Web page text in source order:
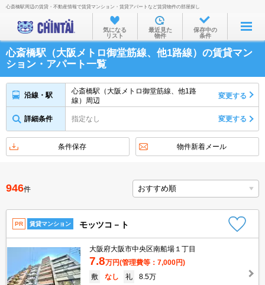
お部屋を探す
沿線・駅から
住所から
家賃相場から
不動産会社から
心斎橋駅周辺の賃貸・不動産情報で賃貸マンション・賃貸アパートなど賃貸物件の部屋探し
気になる
リスト
最近見た
物件
保存中の
条件
心斎橋駅（大阪メトロ御堂筋線、他1路線）の賃貸マン
ション・アパート一覧
沿線・駅
心斎橋駅（大阪メトロ御堂筋線、他1路
線）周辺
変更する
詳細条件 指定なし 変更する
条件保存 物件新着メール
946件
PR 賃貸マンション モッツコ－ト
大阪府大阪市中央区南船場１丁目
7.8万円(管理費等：7,000円)
敷
なし 礼
8.5万